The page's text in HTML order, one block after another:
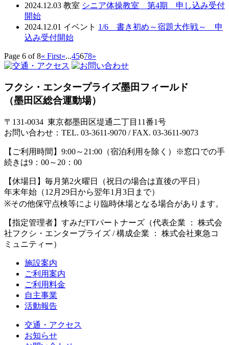
2024.12.03 教室 シニア体操教室 第4期 申し込み受付
開始
2024.12.01 イベント 1/6 書き初め～宿題大作戦～ 申
込み受付開始
Page 6 of 8« First«...45678»
フクシ・エンタープライズ墨田フィールド
（墨田区総合運動場）
〒131-0034 東京都墨田区堤通二丁目11番1号
お問い合わせ：TEL. 03-3611-9070 / FAX. 03-3611-9073
【ご利用時間】 9:00～21:00（宿泊利用を除く）※窓口での手
続きは9：00～20：00
【休場日】 毎月第2火曜日（祝日の場合は直後の平日）
年末年始（12月29日から翌年1月3日まで）
※その他保守点検等により臨時休場となる場合があります。
【指定管理者】 すみだFTパートナーズ（代表企業 ： 株式会
社フクシ・エンタープライズ / 構成企業 ： 株式会社東急コ
ミュニティー）
施設案内
ご利用案内
ご利用料金
自主事業
活動報告
交通・アクセス
お知らせ